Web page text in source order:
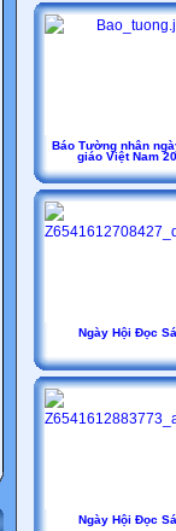
Báo Tường nhân
giáo Việt Nam
Ngày Hội Đọc
Ngày Hội Đọc